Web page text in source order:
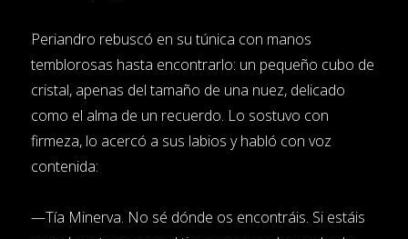
Periandro rebuscó en su túnica con manos
temblorosas hasta encontrarlo: un pequeño cubo de
cristal, apenas del tamaño de una nuez, delicado
como el alma de un recuerdo. Lo sostuvo con
firmeza, lo acercó a sus labios y habló con voz
contenida:
—Tía Minerva. No sé dónde os encontráis. Si estáis